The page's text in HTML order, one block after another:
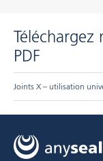
PDF
Joints X – utilisation